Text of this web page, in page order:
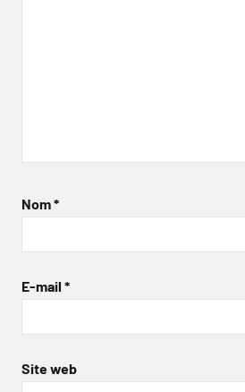
Nom*
E-mail *
Site web